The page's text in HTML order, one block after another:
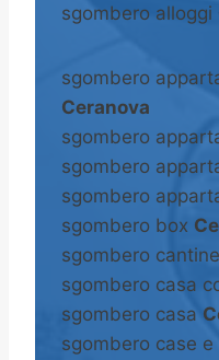
sgombero alloggi
sgombero
Ceranova
sgombero
sgombero
sgombero
sgombero box
sgombero cantine
sgombero casa
sgombero casa
sgombero case e